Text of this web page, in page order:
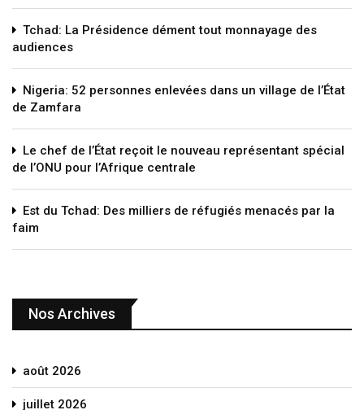
Tchad: La Présidence dément tout monnayage des
audiences
Nigeria: 52 personnes enlevées dans un village de l’État
de Zamfara
Le chef de l’État reçoit le nouveau représentant spécial
de l’ONU pour l’Afrique centrale
Est du Tchad: Des milliers de réfugiés menacés par la
faim
Nos Archives
août 2026
juillet 2026